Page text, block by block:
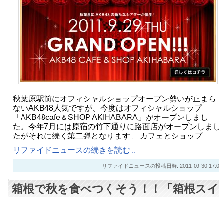
秋葉原駅前にオフィシャルショップオープン勢いが止まら
ないAKB48人気ですが、今度はオフィシャルショップ
「AKB48cafe＆SHOP AKIHABARA」がオープンしまし
た。今年7月には原宿の竹下通りに路面店がオープンしま
たがそれに続く第二弾となります。 カフェとショップ…
リファイドニュースの続きを読む...
リファイドニュースの投稿日時: 2011-09-30
箱根で秋を食べつくそう！！「箱根スイ